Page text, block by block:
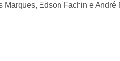
Marques, Edson Fachin e André